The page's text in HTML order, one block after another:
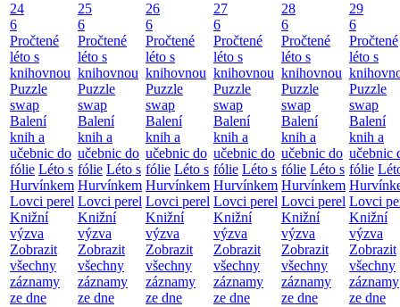
24
6
Pročtené
léto s
knihovnou
Puzzle
swap
Balení
knih a
učebnic do
fólie Léto s
Hurvínkem
Lovci perel
Knižní
výzva
Zobrazit
všechny
záznamy
ze dne
25
6
Pročtené
léto s
knihovnou
Puzzle
swap
Balení
knih a
učebnic do
fólie Léto s
Hurvínkem
Lovci perel
Knižní
výzva
Zobrazit
všechny
záznamy
ze dne
26
6
Pročtené
léto s
knihovnou
Puzzle
swap
Balení
knih a
učebnic do
fólie Léto s
Hurvínkem
Lovci perel
Knižní
výzva
Zobrazit
všechny
záznamy
ze dne
27
6
Pročtené
léto s
knihovnou
Puzzle
swap
Balení
knih a
učebnic do
fólie Léto s
Hurvínkem
Lovci perel
Knižní
výzva
Zobrazit
všechny
záznamy
ze dne
28
6
Pročtené
léto s
knihovnou
Puzzle
swap
Balení
knih a
učebnic do
fólie Léto s
Hurvínkem
Lovci perel
Knižní
výzva
Zobrazit
všechny
záznamy
ze dne
29
6
Pročtené
léto s
Puzzle
swap
Balení
knih a
učebnic
fólie
Lovci
Knižní
výzva
Zobrazit
všechny
záznamy
ze dne